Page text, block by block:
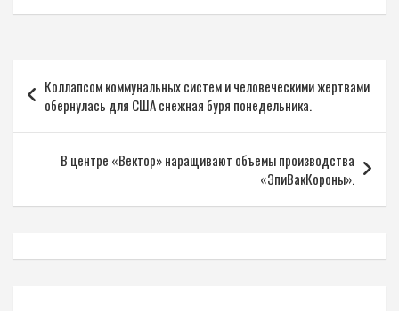
по
записям
Коллапсом коммунальных систем и человеческими жертвами
обернулась для США снежная буря понедельника.
В центре «Вектор» наращивают объемы производства
«ЭпиВакКороны».